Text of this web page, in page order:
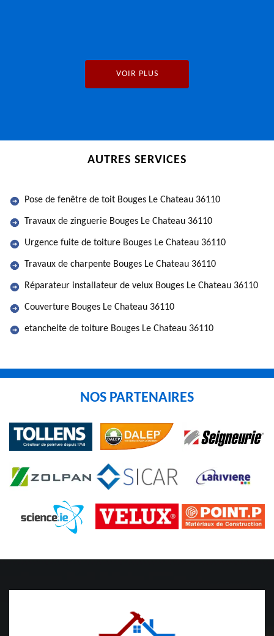
VOIR PLUS
AUTRES SERVICES
Pose de fenêtre de toit Bouges Le Chateau 36110
Travaux de zinguerie Bouges Le Chateau 36110
Urgence fuite de toiture Bouges Le Chateau 36110
Travaux de charpente Bouges Le Chateau 36110
Réparateur installateur de velux Bouges Le Chateau 36110
Couverture Bouges Le Chateau 36110
etancheite de toiture Bouges Le Chateau 36110
NOS PARTENAIRES